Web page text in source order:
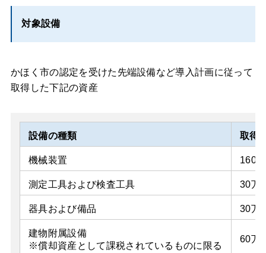
対象設備
かほく市の認定を受けた先端設備など導入計画に従って
取得した下記の資産
設備の種類 取得
機械装置 160
測定工具および検査工具 30万
器具および備品 30万
建物附属設備
※償却資産として課税されているものに限る
60万